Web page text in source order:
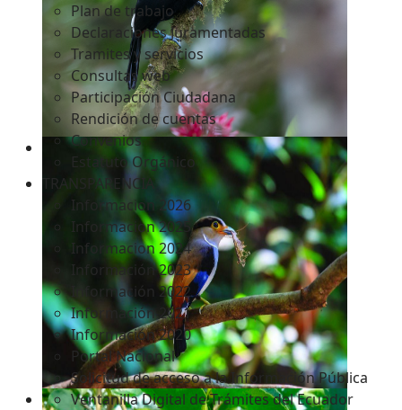
Plan de trabajo
Declaraciones Juramentadas
Tramites y servicios
Consultas web
Participación Ciudadana
Rendición de cuentas
Convenios
Estatuto Orgánico
TRANSPARENCIA
Informacion 2026
Informacion 2025
Informacion 2024
Información 2023
Información 2022
Información 2021
Información 2020
Portal Nacional
Solicitud de acceso a la Información Pública
Ventanilla Digital de Trámites del Ecuador